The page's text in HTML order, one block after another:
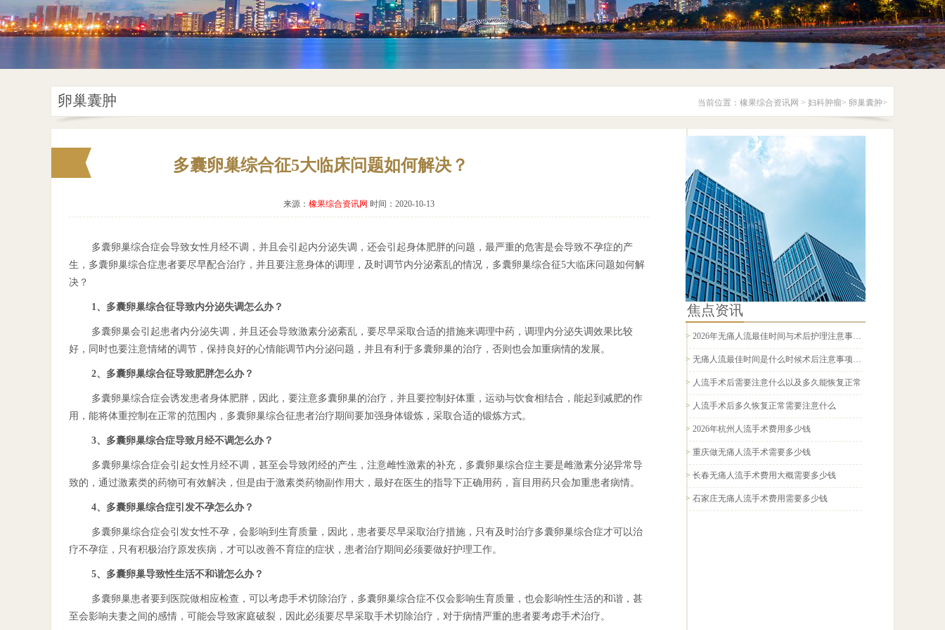
卵巢囊肿 当前位置： 橡果综合资讯网 > 妇科肿瘤> 卵巢囊肿>
多囊卵巢综合征5大临床问题如何解决？
来源： 橡果综合资讯网 时间：2020-10-13
多囊卵巢综合症会导致女性月经不调，并且会引起内分泌失调，还会引起身体肥胖的问题，最严重的危害是会导致不孕症的产
生，多囊卵巢综合症患者要尽早配合治疗，并且要注意身体的调理，及时调节内分泌紊乱的情况，多囊卵巢综合征5大临床问题如何解
决？
1、多囊卵巢综合征导致内分泌失调怎么办？
多囊卵巢会引起患者内分泌失调，并且还会导致激素分泌紊乱，要尽早采取合适的措施来调理中药，调理内分泌失调效果比较
好，同时也要注意情绪的调节，保持良好的心情能调节内分泌问题，并且有利于多囊卵巢的治疗，否则也会加重病情的发展。
2、多囊卵巢综合征导致肥胖怎么办？
多囊卵巢综合症会诱发患者身体肥胖，因此，要注意多囊卵巢的治疗，并且要控制好体重，运动与饮食相结合，能起到减肥的作
用，能将体重控制在正常的范围内，多囊卵巢综合征患者治疗期间要加强身体锻炼，采取合适的锻炼方式。
3、多囊卵巢综合症导致月经不调怎么办？
多囊卵巢综合症会引起女性月经不调，甚至会导致闭经的产生，注意雌性激素的补充，多囊卵巢综合症主要是雌激素分泌异常导
致的，通过激素类的药物可有效解决，但是由于激素类药物副作用大，最好在医生的指导下正确用药，盲目用药只会加重患者病情。
4、多囊卵巢综合症引发不孕怎么办？
多囊卵巢综合症会引发女性不孕，会影响到生育质量，因此，患者要尽早采取治疗措施，只有及时治疗多囊卵巢综合症才可以治
疗不孕症，只有积极治疗原发疾病，才可以改善不育症的症状，患者治疗期间必须要做好护理工作。
5、多囊卵巢导致性生活不和谐怎么办？
多囊卵巢患者要到医院做相应检查，可以考虑手术切除治疗，多囊卵巢综合症不仅会影响生育质量，也会影响性生活的和谐，甚
至会影响夫妻之间的感情，可能会导致家庭破裂，因此必须要尽早采取手术切除治疗，对于病情严重的患者要考虑手术治疗。
焦点资讯
> 2026年无痛人流最佳时间与术后护理注意事项全面科普指南
> 无痛人流最佳时间是什么时候术后注意事项有哪些2026科普
> 人流手术后需要注意什么以及多久能恢复正常
> 人流手术后多久恢复正常需要注意什么
> 2026年杭州人流手术费用多少钱
> 重庆做无痛人流手术需要多少钱
> 长春无痛人流手术费用大概需要多少钱
> 石家庄无痛人流手术费用需要多少钱